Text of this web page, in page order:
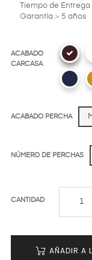
Tiempo de Entrega
Garantía > 5 años
ACABADO
CARCASA
ACABADO PERCHA
NÚMERO DE PERCHAS
CANTIDAD
AÑADIR A